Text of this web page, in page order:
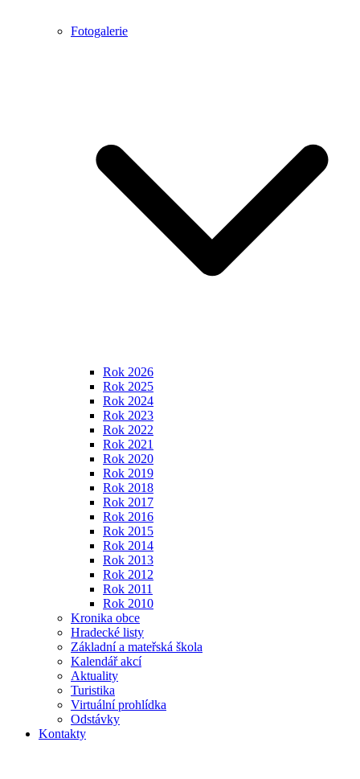
Fotogalerie
Rok 2026
Rok 2025
Rok 2024
Rok 2023
Rok 2022
Rok 2021
Rok 2020
Rok 2019
Rok 2018
Rok 2017
Rok 2016
Rok 2015
Rok 2014
Rok 2013
Rok 2012
Rok 2011
Rok 2010
Kronika obce
Hradecké listy
Základní a mateřská škola
Kalendář akcí
Aktuality
Turistika
Virtuální prohlídka
Odstávky
Kontakty